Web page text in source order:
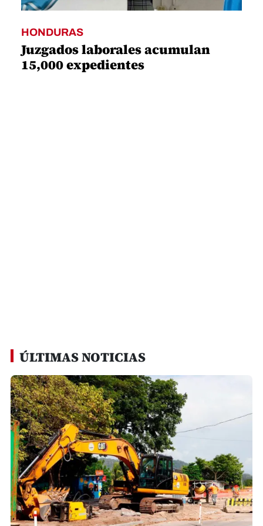
HONDURAS
Juzgados laborales acumulan
15,000 expedientes
ÚLTIMAS NOTICIAS